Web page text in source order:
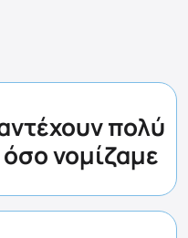
πολύ
νομίζαμε